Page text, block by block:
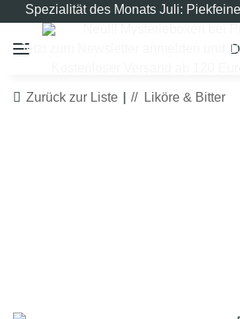
Spezialität des Monats Juli:
Jetzt zum Newsletter anmelden und
Zurück zur Liste Liköre & Bitter